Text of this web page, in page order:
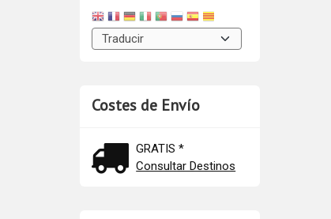
Costes de Envío
GRATIS *
Consultar Destinos